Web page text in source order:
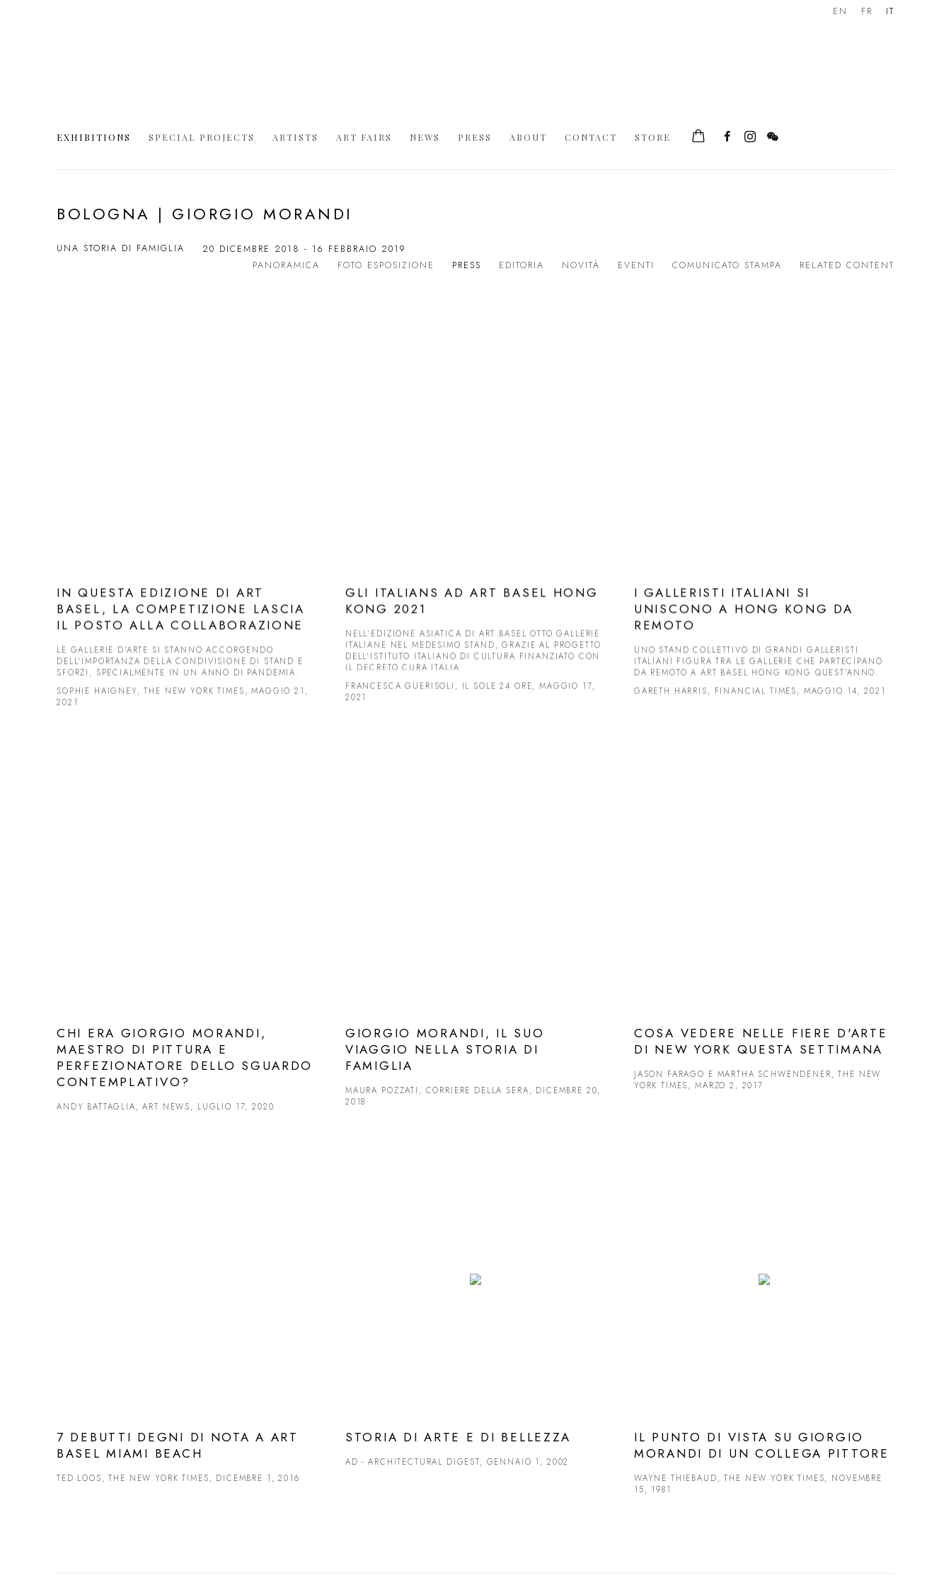
EXHIBITIONS SPECIAL PROJECTS ARTISTS ART FAIRS NEWS PRESS ABOUT CONTACT STORE
EN FR IT
BOLOGNA | GIORGIO MORANDI
UNA STORIA DI FAMIGLIA
20 DICEMBRE 2018 - 16 FEBBRAIO 2019
PANORAMICA
FOTO ESPOSIZIONE PRESS EDITORIA NOVITÀ EVENTI COMUNICATO STAMPA RELATED CONTENT
IN QUESTA EDIZIONE DI ART
BASEL, LA COMPETIZIONE LASCIA
IL POSTO ALLA COLLABORAZIONE
LE GALLERIE D'ARTE SI STANNO ACCORGENDO
DELL'IMPORTANZA DELLA CONDIVISIONE DI STAND E
SFORZI, SPECIALMENTE IN UN ANNO DI PANDEMIA.
SOPHIE HAIGNEY, THE NEW YORK TIMES, MAGGIO 21,
2021
GLI ITALIANS AD ART BASEL HONG
KONG 2021
NELL'EDIZIONE ASIATICA DI ART BASEL OTTO GALLERIE
ITALIANE NEL MEDESIMO STAND, GRAZIE AL PROGETTO
DELL'ISTITUTO ITALIANO DI CULTURA FINANZIATO CON
IL DECRETO CURA ITALIA
FRANCESCA GUERISOLI, IL SOLE 24 ORE, MAGGIO 17,
2021
I GALLERISTI ITALIANI SI
UNISCONO A HONG KONG DA
REMOTO
UNO STAND COLLETTIVO DI GRANDI GALLERISTI
ITALIANI FIGURA TRA LE GALLERIE CHE PARTECIPANO
DA REMOTO A ART BASEL HONG KONG QUEST’ANNO.
GARETH HARRIS, FINANCIAL TIMES, MAGGIO 14, 2021
CHI ERA GIORGIO MORANDI,
MAESTRO DI PITTURA E
PERFEZIONATORE DELLO SGUARDO
CONTEMPLATIVO?
ANDY BATTAGLIA, ART NEWS, LUGLIO 17, 2020
GIORGIO MORANDI, IL SUO
VIAGGIO NELLA STORIA DI
FAMIGLIA
MAURA POZZATI, CORRIERE DELLA SERA, DICEMBRE 20,
2018
COSA VEDERE NELLE FIERE D'ARTE
DI NEW YORK QUESTA SETTIMANA
JASON FARAGO E MARTHA SCHWENDENER, THE NEW
YORK TIMES, MARZO 2, 2017
7 DEBUTTI DEGNI DI NOTA A ART
BASEL MIAMI BEACH
TED LOOS, THE NEW YORK TIMES, DICEMBRE 1, 2016
STORIA DI ARTE E DI BELLEZZA
AD - ARCHITECTURAL DIGEST, GENNAIO 1, 2002
IL PUNTO DI VISTA SU GIORGIO
MORANDI DI UN COLLEGA PITTORE
WAYNE THIEBAUD, THE NEW YORK TIMES, NOVEMBRE
15, 1981